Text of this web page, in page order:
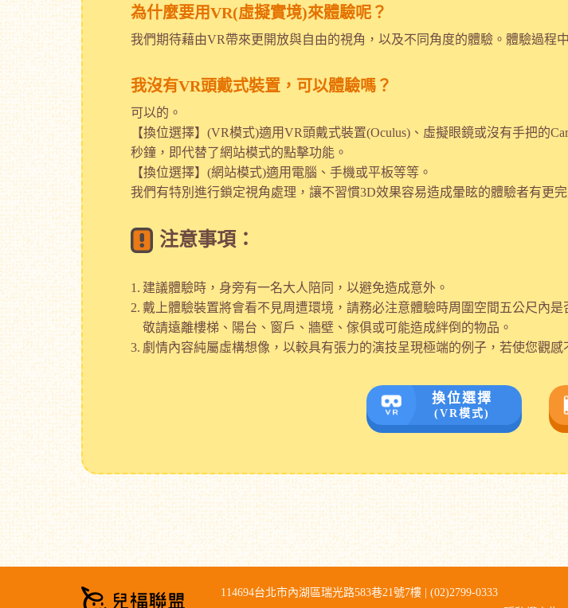
為什麼要用VR(虛擬實境)來體驗呢？
我們期待藉由VR帶來更開放與自由的視角，以及不同角度的體驗。體驗過程
我沒有VR頭戴式裝置，可以體驗嗎？
可以的。
【換位選擇】(VR模式)適用VR頭戴式裝置(Oculus)、虛擬眼鏡或沒有手把的
秒鐘，即代替了網站模式的點擊功能。
【換位選擇】(網站模式)適用電腦、手機或平板等等。
我們有特別進行鎖定視角處理，讓不習慣3D效果容易造成暈眩的體驗者有更完
注意事項：
建議體驗時，身旁有一名大人陪同，以避免造成意外。
戴上體驗裝置將會看不見周遭環境，請務必注意體驗時周圍空間五公尺內
敬請遠離樓梯、陽台、窗戶、牆壁、傢俱或可能造成絆倒的物品。
劇情內容純屬虛構想像，以較具有張力的演技呈現極端的例子，若使您觀感
換位選擇
(VR模式)
114694台北市內湖區瑞光路583巷21號7樓 |
(02)2799-0333